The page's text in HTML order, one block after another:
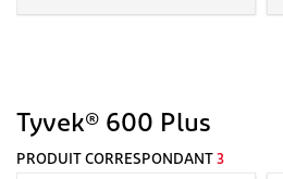
Tyvek® 600 Plus
PRODUIT CORRESPONDANT 3